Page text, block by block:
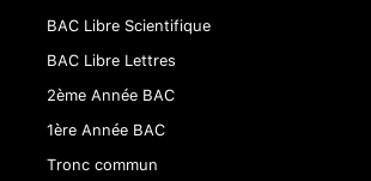
BAC Libre Scientifique
BAC Libre Lettres
2ème Année BAC
1ère Année BAC
Tronc commun